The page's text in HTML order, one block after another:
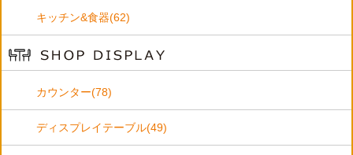
キッチン&食器(62)
カウンター(78)
ディスプレイテーブル(49)